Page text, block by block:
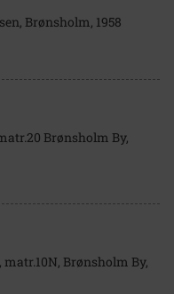
Brønsholm, 1958
Brønsholm By,
Brønsholm By,